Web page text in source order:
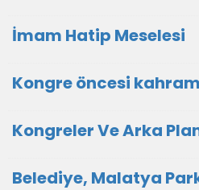
İmam Hatip Meselesi
Kongre öncesi
Kongreler Ve Arka
Belediye, Malatya